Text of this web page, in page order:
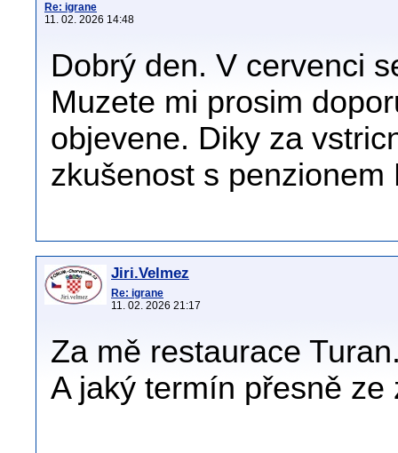
Re: igrane
11. 02. 2026 14:48
Dobrý den. V cervenci
Muzete mi prosim
objevene. Diky za
zkušenost s penzionem
Jiri.Velmez
Re: igrane
11. 02. 2026 21:17
Za mě restaurace
A jaký termín přesně ze